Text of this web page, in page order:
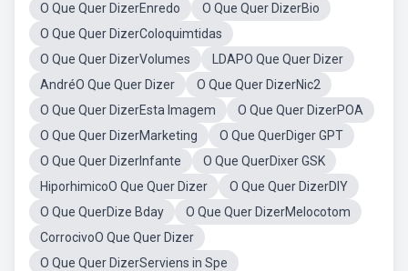
O Que Quer DizerEnredo
O Que Quer DizerBio
O Que Quer DizerColoquimtidas
O Que Quer DizerVolumes
LDAPO Que Quer Dizer
AndréO Que Quer Dizer
O Que Quer DizerNic2
O Que Quer DizerEsta Imagem
O Que Quer DizerPOA
O Que Quer DizerMarketing
O Que QuerDiger GPT
O Que Quer DizerInfante
O Que QuerDixer GSK
HiporhimicoO Que Quer Dizer
O Que Quer DizerDIY
O Que QuerDize Bday
O Que Quer DizerMelocotom
CorrocivoO Que Quer Dizer
O Que Quer DizerServiens in Spe